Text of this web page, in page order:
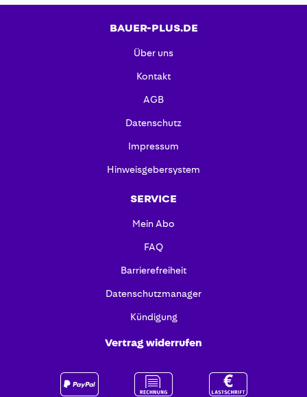
BAUER-PLUS.DE
Über uns
Kontakt
AGB
Datenschutz
Impressum
Hinweisgebersystem
SERVICE
Mein Abo
FAQ
Barrierefreiheit
Datenschutzmanager
Kündigung
Vertrag widerrufen